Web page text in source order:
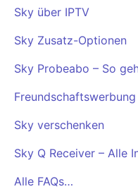
Sky über IPTV
Sky Zusatz-Optionen
Sky Probeabo – So
Sky verschenken
Sky Q Receiver – Alle
Alle FAQs…